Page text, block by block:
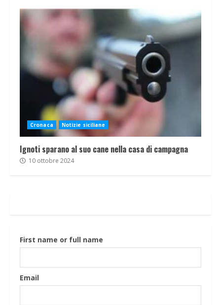
Cronaca Notizie siciliane
Ignoti sparano al suo cane nella casa di campagna
10 ottobre 2024
First name or full name
Email